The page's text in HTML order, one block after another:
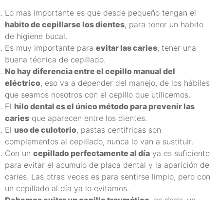
Lo mas importante es que desde pequeño tengan el
habito de cepillarse los dientes, para tener un habito
de higiene bucal.
Es muy importante para evitar las caries, tener una
buena técnica de cepillado.
No hay diferencia entre el cepillo manual del
eléctrico, eso va a depender del manejo, de los hábiles
que seamos nosotros con el cepillo que utilicemos.
El hilo dental es el único método para prevenir las
caries que aparecen entre los dientes.
El uso de culotorio, pastas centífricas son
complementos al cepillado, nunca lo van a sustituir.
Con un cepillado perfectamente al día ya es suficiente
para evitar el acumulo de placa dental y la aparición de
caries. Las otras veces es para sentirse limpio, pero con
un cepillado al día ya lo evitamos.